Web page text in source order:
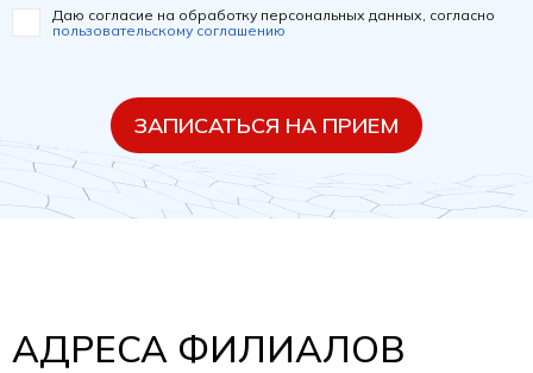
Даю согласие на обработку персональных данных, согласно
пользовательскому соглашению
ЗАПИСАТЬСЯ НА ПРИЕМ
АДРЕСА ФИЛИАЛОВ